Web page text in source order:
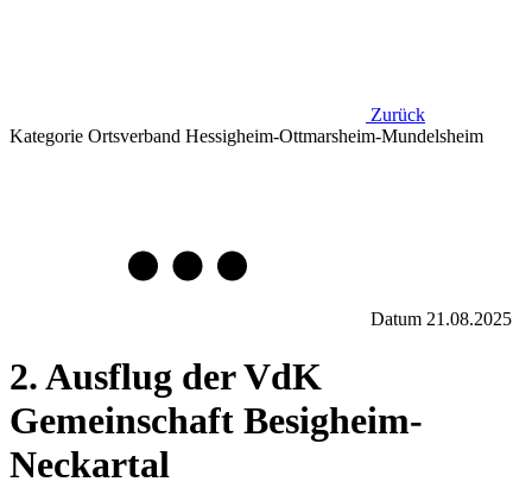
Zurück
Kategorie Ortsverband Hessigheim-Ottmarsheim-Mundelsheim
Datum 21.08.2025
2. Ausflug der VdK
Gemeinschaft Besigheim-
Neckartal